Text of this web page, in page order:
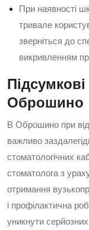
При наявності
тривале
зверніться до
викривленням
Оброшино
В Оброшино при
важливо
стоматологічних
стоматолога з
отримання
і профілактична
уникнути